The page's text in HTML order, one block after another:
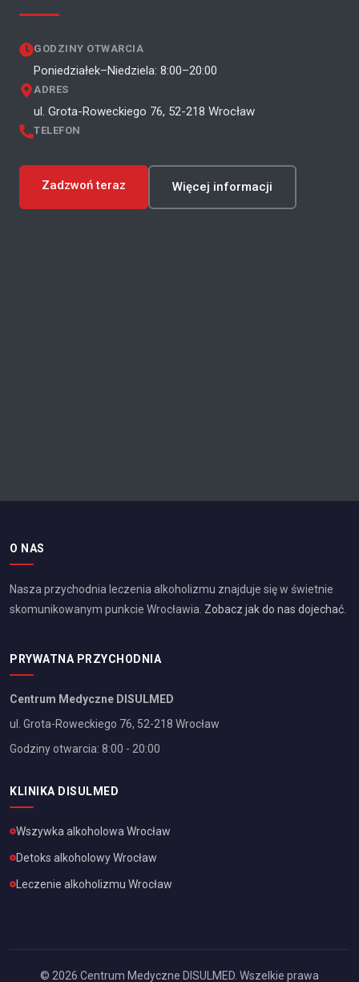
GODZINY OTWARCIA
Poniedziałek–Niedziela: 8:00–20:00
ADRES
ul. Grota-Roweckiego 76, 52-218 Wrocław
TELEFON
Zadzwoń teraz Więcej informacji
O NAS
Nasza przychodnia leczenia alkoholizmu znajduje się w świetnie
skomunikowanym punkcie Wrocławia Zobacz jak do nas dojechać
PRYWATNA PRZYCHODNIA
Centrum Medyczne DISULMED
ul. Grota-Roweckiego 76, 52-218 Wrocław
Godziny otwarcia: 8:00 - 20:00
KLINIKA DISULMED
Wszywka alkoholowa Wrocław
Detoks alkoholowyWrocław
Leczenie alkoholizmu Wrocław
© 2026 Centrum Medyczne DISULMED. Wszelkie prawa